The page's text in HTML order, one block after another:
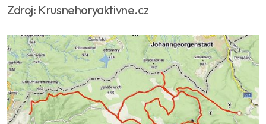
Zdroj: Krusnehoryaktivne.cz